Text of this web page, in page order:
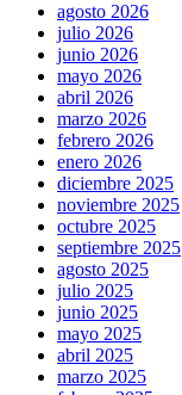
agosto 2026
julio 2026
junio 2026
mayo 2026
abril 2026
marzo 2026
febrero 2026
enero 2026
diciembre 2025
noviembre 2025
octubre 2025
septiembre 2025
agosto 2025
julio 2025
junio 2025
mayo 2025
abril 2025
marzo 2025